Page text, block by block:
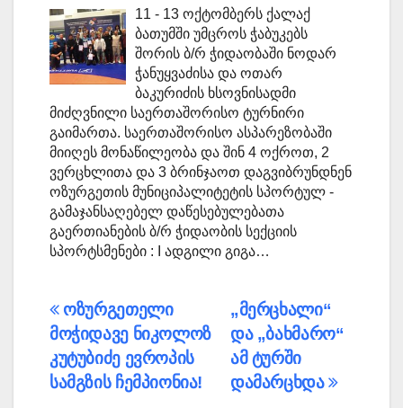
11 - 13 ოქტომბერს ქალაქ
ბათუმში უმცროს ჭაბუკებს
შორის ბ/რ ჭიდაობაში ნოდარ
ჭანუყვაძისა და ოთარ
ბაკურიძის ხსოვნისადმი
მიძღვნილი საერთაშორისო ტურნირი
გაიმართა. საერთაშორისო ასპარეზობაში
მიიღეს მონაწილეობა და შინ 4 ოქროთ, 2
ვერცხლითა და 3 ბრინჯაოთ დაგვიბრუნდნენ
ოზურგეთის მუნიციპალიტეტის სპორტულ -
გამაჯანსაღებელ დაწესებულებათა
გაერთიანების ბ/რ ჭიდაობის სექციის
სპორტსმენები : I ადგილი გიგა…
პოსტის
ნავიგაცია
„მერცხალი“
და „ბახმარო“
ამ ტურში
დამარცხდა
ოზურგეთელი
მოჭიდავე ნიკოლოზ
კუტუბიძე ევროპის
სამგზის ჩემპიონია!